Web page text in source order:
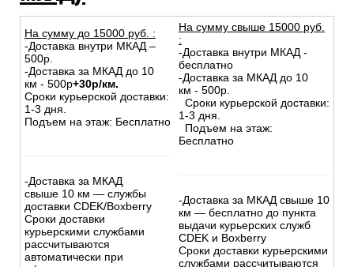
На сумму до 15000 руб. :
-Доставка внутри МКАД –
500р.
-Доставка за МКАД до 10
км - 500р+30р/км.
Сроки курьерской доставки:
1-3 дня.
Подъем на этаж: Бесплатно
-Доставка за МКАД
свыше 10 км — службы
доставки CDEK/Boxberry
Сроки доставки
курьерскими службами
рассчитываются
автоматически при
На сумму свыше 15000 руб.
:
-Доставка внутри МКАД -
бесплатно
-Доставка за МКАД до 10
км - 500р.
Сроки курьерской доставки:
1-3 дня.
Подъем на этаж:
Бесплатно
-Доставка за МКАД свыше 10
км — бесплатно до пункта
выдачи курьерских служб
CDEK и Boxberry
Сроки доставки курьерскими
службами рассчитываются